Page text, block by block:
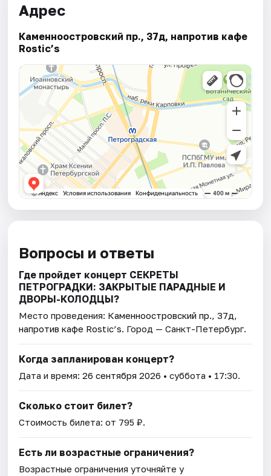
Адрес
Каменноостровский пр., 37д, напротив кафе
Rostic’s
Вопросы и ответы
Где пройдет концерт СЕКРЕТЫ
ПЕТРОГРАДКИ: ЗАКРЫТЫЕ ПАРАДНЫЕ И
ДВОРЫ-КОЛОДЦЫ?
Место проведения: Каменноостровский пр., 37д,
напротив кафе Rostic’s. Город — Санкт-Петербург.
Когда запланирован концерт?
Дата и время:26 сентября 2026 • суббота • 17:30.
Сколько стоит билет?
Стоимость билета: от 795 ₽.
Есть ли возрастные ограничения?
Возрастные ограничения уточняйте у